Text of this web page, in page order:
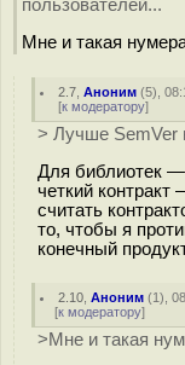
пользователей...
Мне и такая
2.7 ,Аноним (5),
[к модератору]
> Лучше SemVer
Для библиотек
четкий
считать
то, чтобы я
конечный
2.10 ,Аноним (1),
[к модератору]
>Мне и такая